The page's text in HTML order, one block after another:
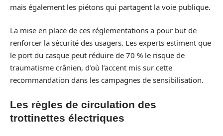
mais également les piétons qui partagent la voie publique.
La mise en place de ces réglementations a pour but de
renforcer la sécurité des usagers. Les experts estiment que
le port du casque peut réduire de 70 % le risque de
traumatisme crânien, d’où l’accent mis sur cette
recommandation dans les campagnes de sensibilisation.
Les règles de circulation des
trottinettes électriques